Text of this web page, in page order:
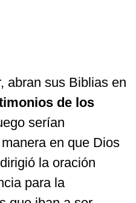
abran sus Biblias en
de los
serían
maneraen que Dios
dirigió la oración
para la